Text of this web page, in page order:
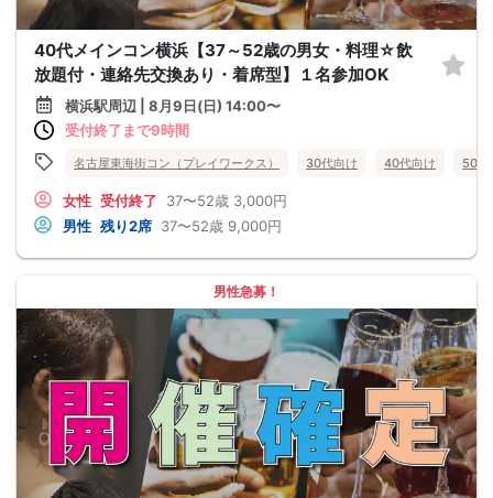
40代メインコン横浜【37～52歳の男女・料理☆飲
放題付・連絡先交換あり・着席型】１名参加OK
横浜駅周辺 | 8月9日(日) 14:00〜
受付終了まで9時間
名古屋東海街コン（プレイワークス） 30代向け 40代向け 50代
女性 受付終了 37〜52歳 3,000円
男性 残り2席 37〜52歳 9,000円
男性急募！